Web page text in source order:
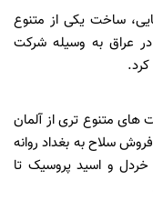
ساخت یکی از متنوع
عراق به وسیله شرکت
های متنوع تری از آلمان
سلاح به بغداد روانه
و اسید پروسیک تا